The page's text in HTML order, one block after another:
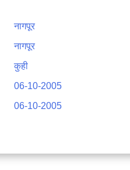
नागपूर
नागपूर
कुही
06-10-2005
06-10-2005